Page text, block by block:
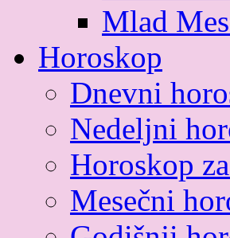
Mlad
Horoskop
Dnevni
Nedeljni
Horoskop
Mesečni